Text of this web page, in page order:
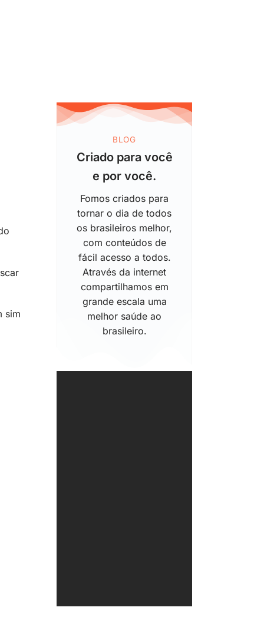
sim
BLOG
Criado para você
e por você.
Fomos criados para
tornar o dia de todos
os brasileiros melhor,
com conteúdos de
fácil acesso a todos.
Através da internet
compartilhamos em
grande escala uma
melhor saúde ao
brasileiro.